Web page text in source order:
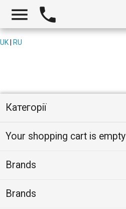
 
UK RU
Категорії
Your shopping cart is empty
Brands
Brands